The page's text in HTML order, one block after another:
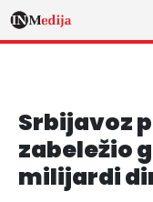
Srbijavoz
zabeležio
milijardi